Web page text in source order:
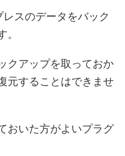
レスのデータをバック
クアップを取っておか
元することはできませ
おいた方がよいプラグ